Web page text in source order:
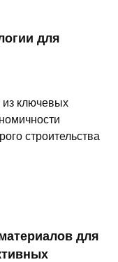
для
ключевых
строительства
для